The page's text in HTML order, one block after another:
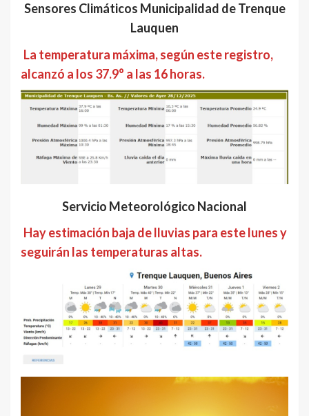
Sensores Climáticos Municipalidad de Trenque
Lauquen
La temperatura máxima, según este registro,
alcanzó a los 37.9° a las 16 horas.
Servicio Meteorológico Nacional
Hay estimación baja de lluvias para este lunes y
seguirán las temperaturas altas.